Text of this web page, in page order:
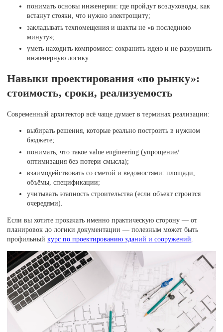
понимать основы инженерии: где пройдут воздуховоды, как
встанут стояки, что нужно электрощиту;
закладывать техпомещения и шахты не «в последнюю
минуту»;
уметь находить компромисс: сохранить идею и не разрушить
инженерную логику.
Навыки проектирования «по рынку»:
стоимость, сроки, реализуемость
Современный архитектор всё чаще думает в терминах реализации:
выбирать решения, которые реально построить в нужном
бюджете;
понимать, что такое value engineering (упрощение/
оптимизация без потери смысла);
взаимодействовать со сметой и ведомостями: площади,
объёмы, спецификации;
учитывать этапность строительства (если объект строится
очередями).
Если вы хотите прокачать именно практическую сторону — от
планировок до логики документации — полезным может быть
профильныйкурс по проектированию зданий и сооружений